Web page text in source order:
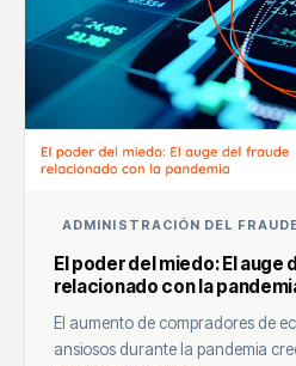
ADMINISTRACIÓN DEL
El poder del miedo: El auge
relacionado con la
El aumento de compradores de
ansiosos durante la pandemia